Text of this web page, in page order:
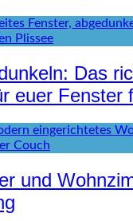
Das
euer Fenster
und